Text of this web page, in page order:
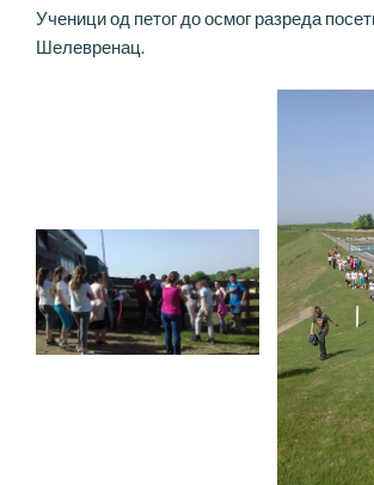
Ученици од петог до осмог разреда
Шелевренац.